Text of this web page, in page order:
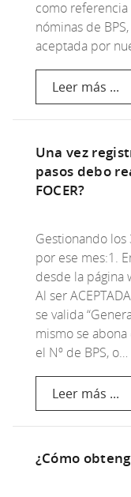
como
nóminas de
aceptada por
Leer más ...
Una vez
pasos debo
FOCER?
Gestionando los
por ese mes:1.
desde la página
Al ser
se valida
mismo se abona
el Nº de BPS, o…
Leer más ...
¿Cómo